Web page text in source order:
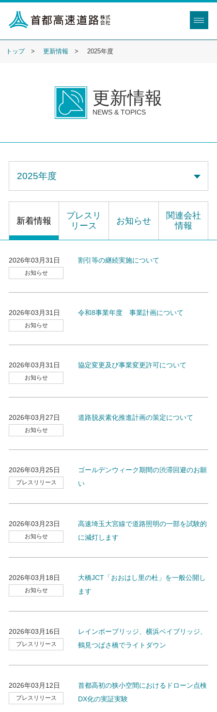
トップ 更新情報 2025年度
更新情報
NEWS & TOPICS
新着情報
プレスリ
リース
お知らせ
関連会社
情報
2026年03月31日
お知らせ
割引等の継続実施について
2026年03月31日
お知らせ
令和8事業年度 事業計画について
2026年03月31日
お知らせ
協定変更及び事業変更許可について
2026年03月27日
お知らせ
道路脱炭素化推進計画の策定について
2026年03月25日
プレスリリース
ゴールデンウィーク期間の渋滞回避のお願
い
2026年03月23日
お知らせ
高速埼玉大宮線で道路照明の一部を試験的
に減灯します
2026年03月18日
お知らせ
大橋JCT「おおはし里の杜」を一般公開し
ます
2026年03月16日
プレスリリース
レインボーブリッジ、横浜ベイブリッジ、
鶴見つばさ橋でライトダウン
2026年03月12日
プレスリリース
首都高初の狭小空間におけるドローン点検
DX化の実証実験